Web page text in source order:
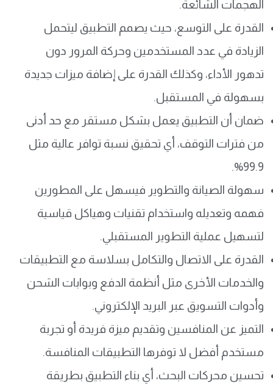
الهجمات الشائعة.
القدرة على التوسع، حيث يصمم التطبيق ليتحمل
الزيادة في عدد المستخدمين وحركة المرور دون
تدهور الأداء، وكذلك القدرة على إضافة ميزات جديدة
بسهولة في المستقبل.
ضمان أن التطبيق يعمل بشكل مستقر مع حد أدنى
من فترات التوقف، أي تحقيق نسبة توافر عالية مثل
99.9%.
سهولة الصيانة والتطوير فيسهل على المطورين
فهمه وتعديله واستخدام تقنيات وهياكل قياسية
لتسهيل عملية التطوير المستقبلي.
القدرة على الاتصال والتكامل بسلاسة مع التطبيقات
والخدمات الأخرى مثل أنظمة الدفع وبوابات الشحن
وأدوات التسويق عبر البريد الإلكتروني.
التميز عن المنافسين وتقديم ميزة فريدة أو تجربة
مستخدم أفضل لا توفرها التطبيقات المنافسة.
تحسين محركات البحث، أي بناء التطبيق بطريقة